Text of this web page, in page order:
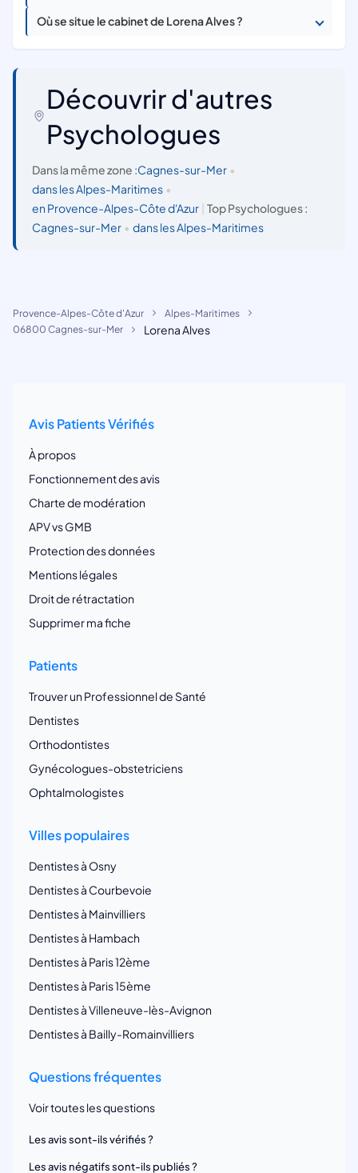
Où se situe le cabinet de Lorena Alves ?
Découvrir d'autres
Psychologues
Dans la même zone :Cagnes-sur-Mer •
dans les Alpes-Maritimes •
en Provence-Alpes-Côte d'Azur
Top Psychologues :
Cagnes-sur-Mer • dans les Alpes-Maritimes
Provence-Alpes-Côte d'Azur
Alpes-Maritimes
06800 Cagnes-sur-Mer
Lorena Alves
Avis Patients Vérifiés
À propos
Fonctionnement des avis
Charte de modération
APV vs GMB
Protection des données
Mentions légales
Droit de rétractation
Supprimer ma fiche
Patients
Trouver un Professionnel de Santé
Dentistes
Orthodontistes
Gynécologues-obstetriciens
Ophtalmologistes
Villes populaires
Dentistes à Osny
Dentistes à Courbevoie
Dentistes à Mainvilliers
Dentistes à Hambach
Dentistes à Paris 12ème
Dentistes à Paris 15ème
Dentistes à Villeneuve-lès-Avignon
Dentistes à Bailly-Romainvilliers
Questions fréquentes
Voir toutes les questions
Les avis sont-ils vérifiés ?
Les avis négatifs sont-ils publiés ?